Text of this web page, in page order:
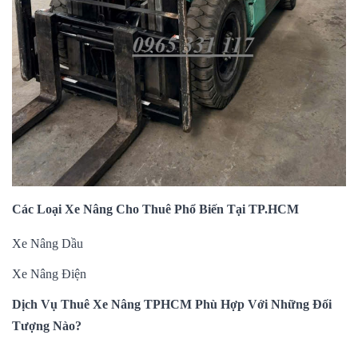
Các Loại Xe Nâng Cho Thuê Phổ Biến Tại TP.HCM
Xe Nâng Dầu
Xe Nâng Điện
Dịch Vụ Thuê Xe Nâng TPHCM Phù Hợp Với Những Đối
Tượng Nào?